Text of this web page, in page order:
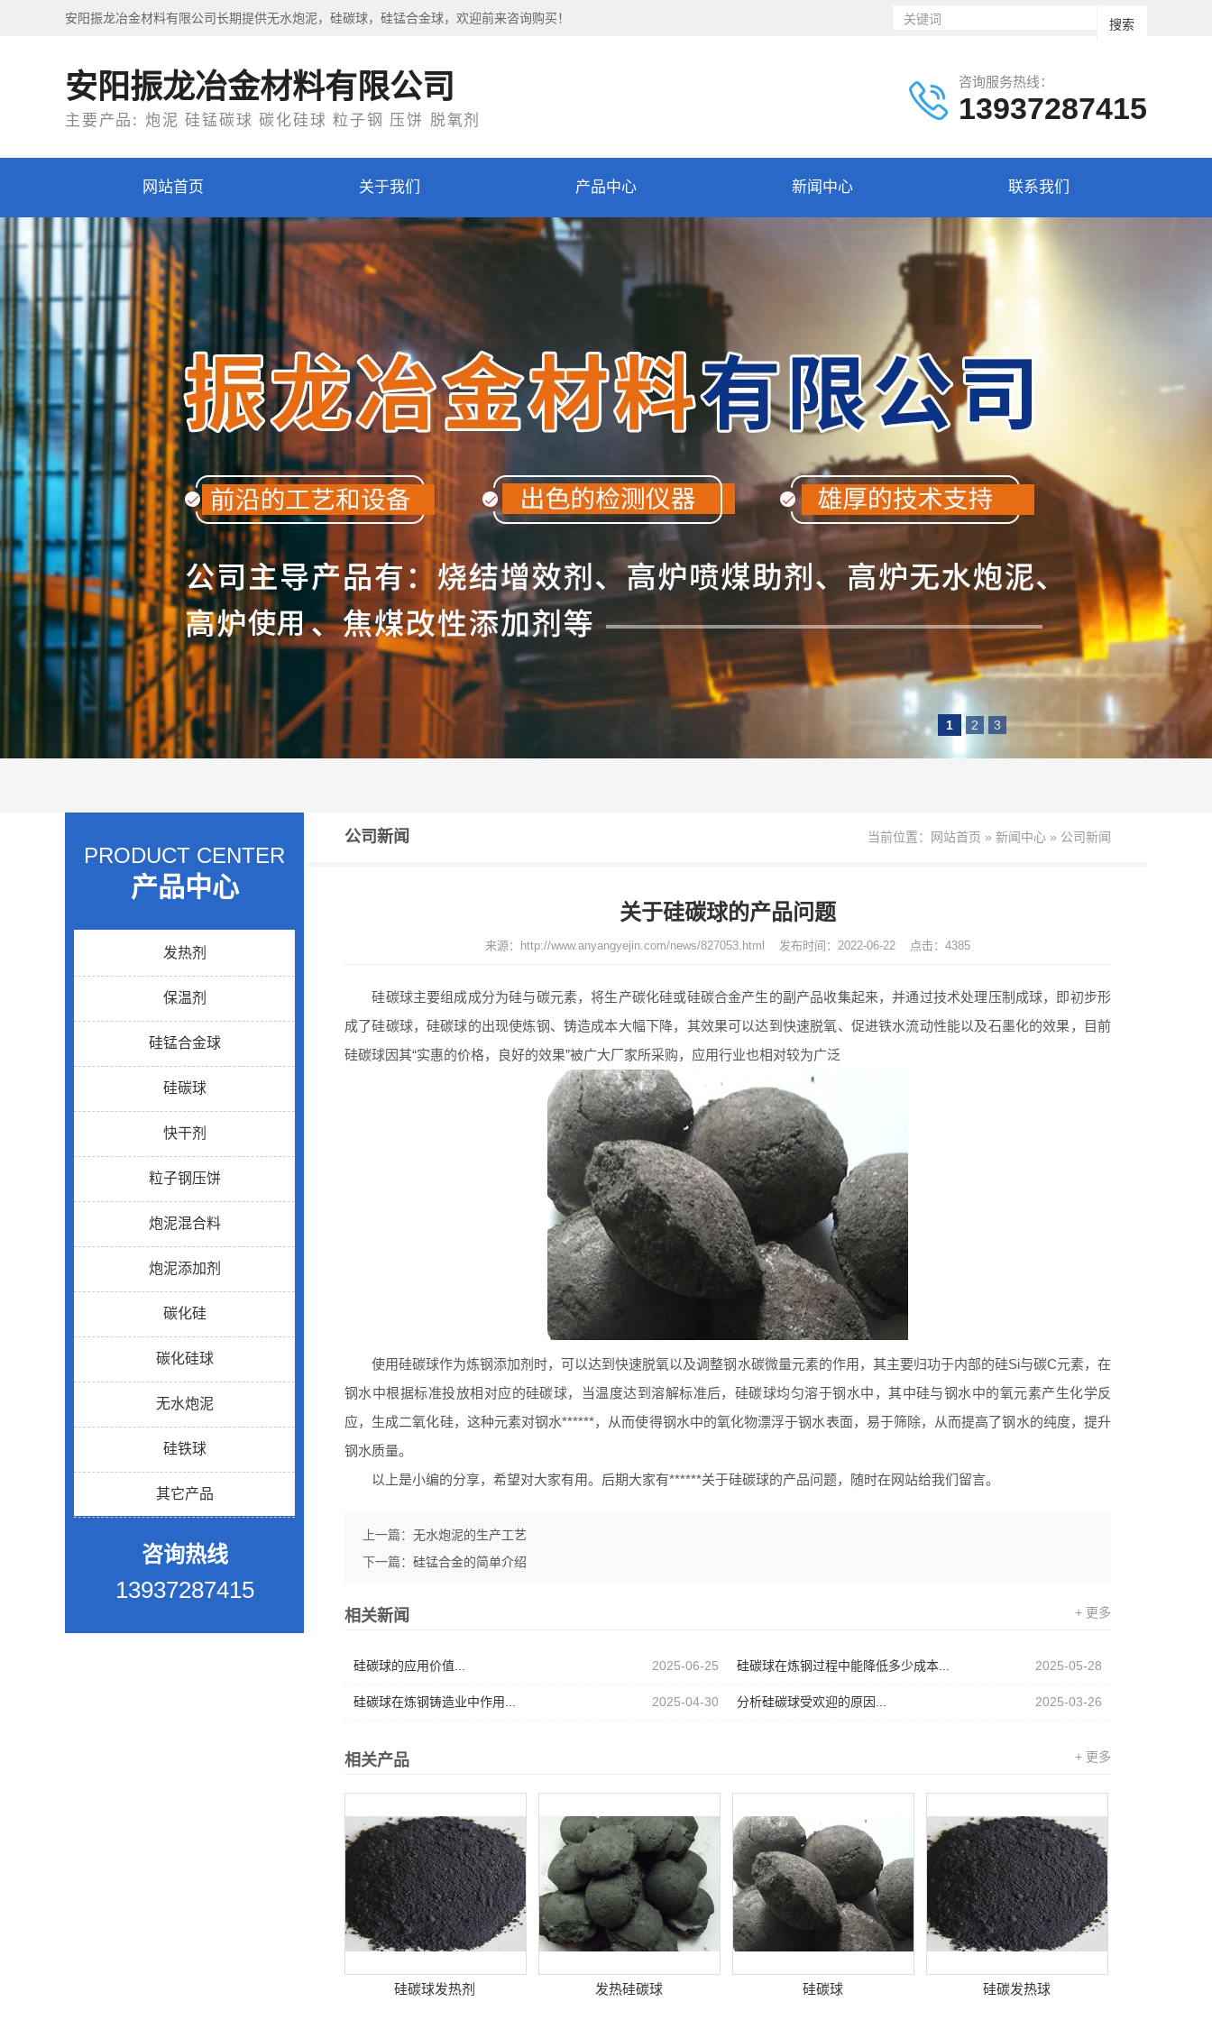
安阳振龙冶金材料有限公司长期提供无水炮泥，硅碳球，硅锰合金球，欢迎前来咨询购买！
咨询服务热线：
13937287415
安阳振龙冶金材料有限公司
主要产品: 炮泥 硅锰碳球 碳化硅球 粒子钢 压饼 脱氧剂
网站首页 关于我们 产品中心 新闻中心 联系我们
1 2 3
PRODUCT CENTER
产品中心
发热剂
保温剂
硅锰合金球
硅碳球
快干剂
粒子钢压饼
炮泥混合料
炮泥添加剂
碳化硅
碳化硅球
无水炮泥
硅铁球
其它产品
咨询热线
13937287415
公司新闻 当前位置： 网站首页 » 新闻中心 » 公司新闻
关于硅碳球的产品问题
来源： http://www.anyangyejin.com/news/827053.html 发布时间：2022-06-22 点击：4385
硅碳球主要组成成分为硅与碳元素，将生产碳化硅或硅碳合金产生的副产品收集起来，并通过技术处理压制成球，即初步形
成了硅碳球，硅碳球的出现使炼钢、铸造成本大幅下降，其效果可以达到快速脱氧、促进铁水流动性能以及石墨化的效果，目前
硅碳球因其“实惠的价格，良好的效果”被广大厂家所采购，应用行业也相对较为广泛
使用硅碳球作为炼钢添加剂时，可以达到快速脱氧以及调整钢水碳微量元素的作用，其主要归功于内部的硅Si与碳C元素，在
钢水中根据标准投放相对应的硅碳球，当温度达到溶解标准后，硅碳球均匀溶于钢水中，其中硅与钢水中的氧元素产生化学反
应，生成二氧化硅，这种元素对钢水******，从而使得钢水中的氧化物漂浮于钢水表面，易于筛除，从而提高了钢水的纯度，提升
钢水质量。
以上是小编的分享，希望对大家有用。后期大家有******关于硅碳球的产品问题，随时在网站给我们留言。
上一篇： 无水炮泥的生产工艺
下一篇： 硅锰合金的简单介绍
相关新闻 + 更多
2025-06-25
硅碳球的应用价值... 2025-05-28
硅碳球在炼钢过程中能降低多少成本...
2025-04-30
硅碳球在炼钢铸造业中作用... 2025-03-26
分析硅碳球受欢迎的原因...
相关产品 + 更多
硅碳球发热剂 发热硅碳球 硅碳球 硅碳发热球